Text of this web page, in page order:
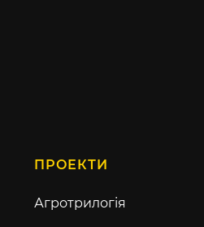
ПРОЕКТИ
Агротрилогія